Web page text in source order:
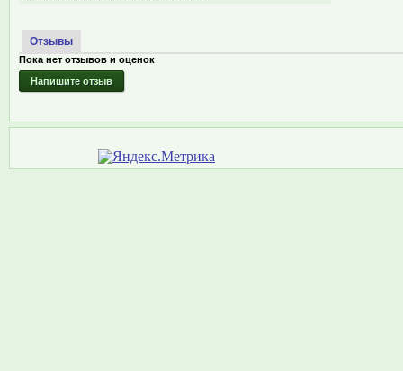
Отзывы
Пока нет отзывов и оценок
Напишите отзыв